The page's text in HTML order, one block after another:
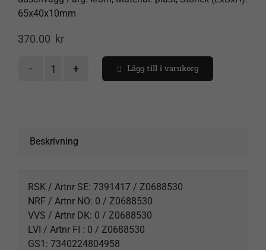
65x40x10mm
370.00 kr
Stella
Lägg till i varukorg
Beskrivning
RSK / Artnr SE: 7391417 / Z0688530
NRF / Artnr NO: 0 / Z0688530
VVS / Artnr DK: 0 / Z0688530
LVI / Artnr FI : 0 / Z0688530
GS1: 7340224804958